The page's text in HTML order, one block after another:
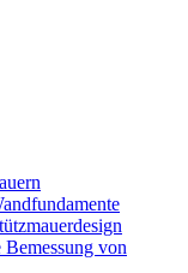
von